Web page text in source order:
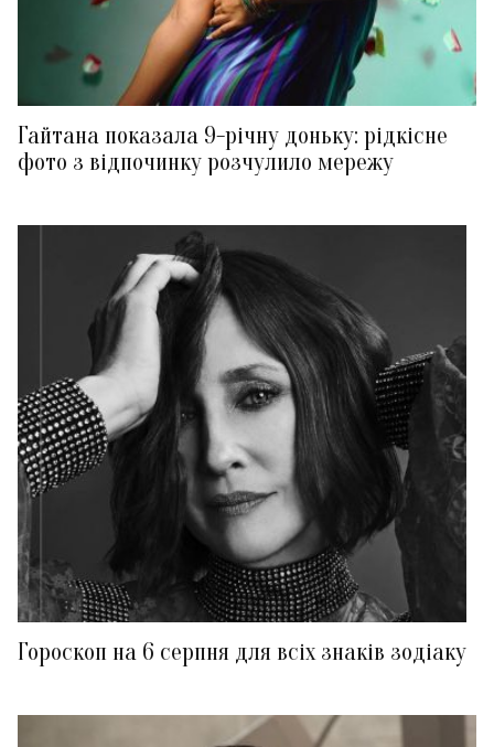
Гайтана показала 9-річну доньку: рідкісне
фото з відпочинку розчулило мережу
Гороскоп на 6 серпня для всіх знаків зодіаку